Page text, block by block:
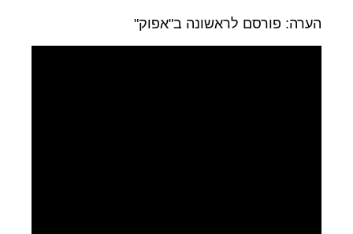
הערה: פורסם לראשונה ב"אפוק"